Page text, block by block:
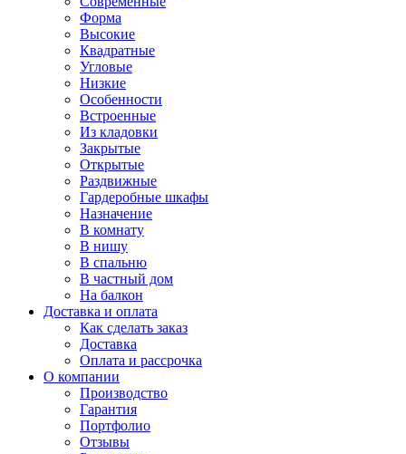
Форма
Высокие
Квадратные
Угловые
Низкие
Особенности
Встроенные
Из кладовки
Закрытые
Открытые
Раздвижные
Гардеробные шкафы
Назначение
В комнату
В нишу
В спальню
В частный дом
На балкон
Доставка и оплата
Как сделать заказ
Доставка
Оплата и рассрочка
О компании
Производство
Гарантия
Портфолио
Отзывы